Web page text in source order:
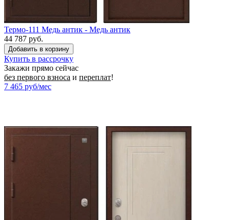
Термо-111 Медь антик - Медь антик
44 787 руб.
Купить в рассрочку
Закажи прямо сейчас
без первого взноса и переплат!
7 465 руб/мес